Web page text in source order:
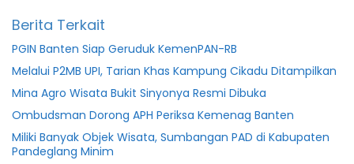
Berita Terkait
PGIN Banten Siap Geruduk KemenPAN-RB
Melalui P2MB UPI, Tarian Khas Kampung Cikadu Ditampilkan
Mina Agro Wisata Bukit Sinyonya Resmi Dibuka
Ombudsman Dorong APH Periksa Kemenag Banten
Miliki Banyak Objek Wisata, Sumbangan PAD di Kabupaten
Pandeglang Minim